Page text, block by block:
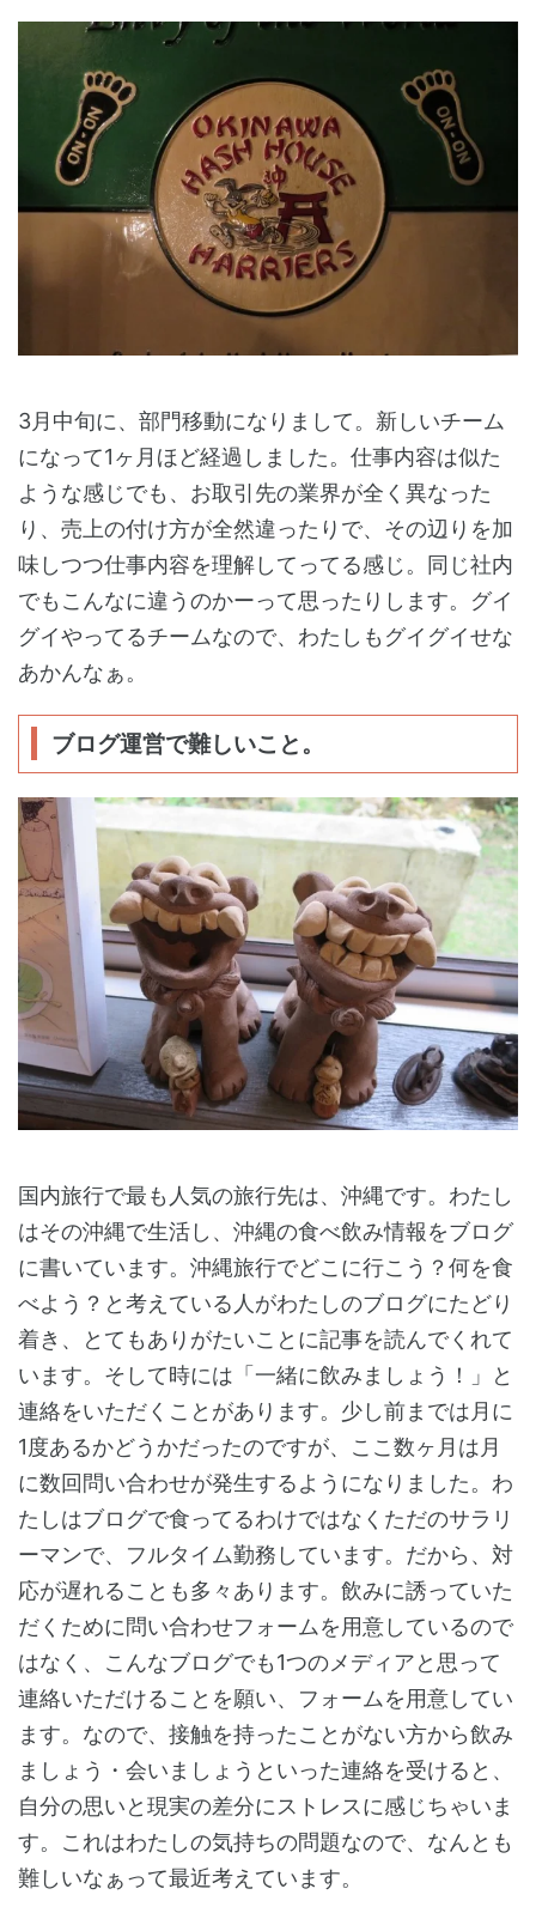
3月中旬に、部門移動になりまして。新しいチーム
になって1ヶ月ほど経過しました。仕事内容は似た
ような感じでも、お取引先の業界が全く異なった
り、売上の付け方が全然違ったりで、その辺りを加
味しつつ仕事内容を理解してってる感じ。同じ社内
でもこんなに違うのかーって思ったりします。グイ
グイやってるチームなので、わたしもグイグイせな
あかんなぁ。
ブログ運営で難しいこと。
国内旅行で最も人気の旅行先は、沖縄です。わたし
はその沖縄で生活し、沖縄の食べ飲み情報をブログ
に書いています。沖縄旅行でどこに行こう？何を食
べよう？と考えている人がわたしのブログにたどり
着き、とてもありがたいことに記事を読んでくれて
います。そして時には「一緒に飲みましょう！」と
連絡をいただくことがあります。少し前までは月に
1度あるかどうかだったのですが、ここ数ヶ月は月
に数回問い合わせが発生するようになりました。わ
たしはブログで食ってるわけではなくただのサラリ
ーマンで、フルタイム勤務しています。だから、対
応が遅れることも多々あります。飲みに誘っていた
だくために問い合わせフォームを用意しているので
はなく、こんなブログでも1つのメディアと思って
連絡いただけることを願い、フォームを用意してい
ます。なので、接触を持ったことがない方から飲み
ましょう・会いましょうといった連絡を受けると、
自分の思いと現実の差分にストレスに感じちゃいま
す。これはわたしの気持ちの問題なので、なんとも
難しいなぁって最近考えています。